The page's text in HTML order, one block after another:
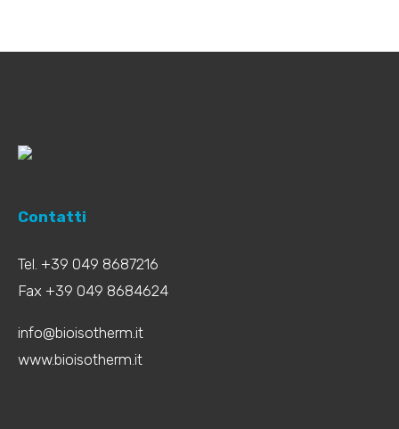
Contatti
Tel. +39 049 8687216
Fax +39 049 8684624
info@bioisotherm.it
www.bioisotherm.it